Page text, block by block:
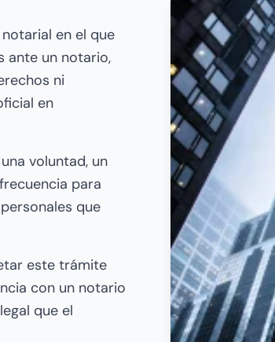
en el que
ante un notario,
ni
en
voluntad, un
para
que
este trámite
con un notario
que el